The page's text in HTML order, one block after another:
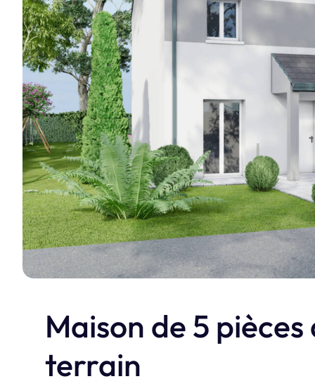
réalisations
Je découvre
Maison de 5 pièces
terrain